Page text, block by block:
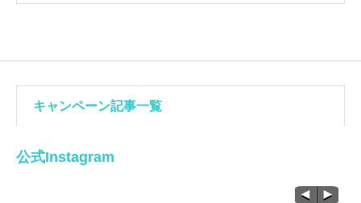
キャンペーン記事一覧
公式Instagram